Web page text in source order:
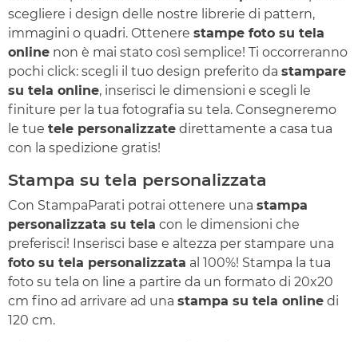
scegliere i design delle nostre librerie di pattern,
immagini o quadri. Ottenere stampe foto su tela
online non è mai stato così semplice! Ti occorreranno
pochi click: scegli il tuo design preferito da stampare
su tela online, inserisci le dimensioni e scegli le
finiture per la tua fotografia su tela. Consegneremo
le tue tele personalizzate direttamente a casa tua
con la spedizione gratis!
Stampa su tela personalizzata
Con StampaParati potrai ottenere una stampa
personalizzata su tela con le dimensioni che
preferisci! Inserisci base e altezza per stampare una
foto su tela personalizzata al 100%! Stampa la tua
foto su tela on line a partire da un formato di 20x20
cm fino ad arrivare ad una stampa su tela online di
120 cm.